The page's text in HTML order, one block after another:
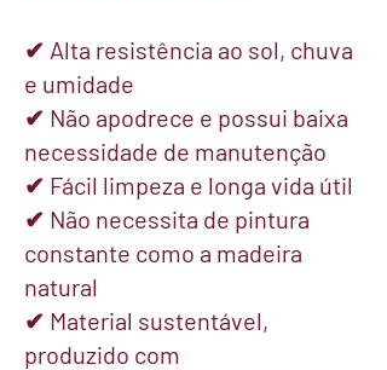
✔ Alta resistência ao sol, chuva
e umidade
✔ Não apodrece e possui baixa
necessidade de manutenção
✔ Fácil limpeza e longa vida útil
✔ Não necessita de pintura
constante como a madeira
natural
✔ Material sustentável,
produzido com